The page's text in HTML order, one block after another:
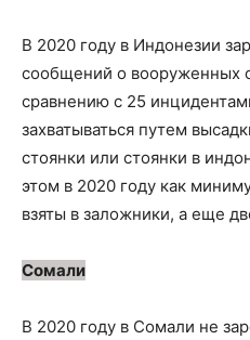
В 2020 году в Индонезии
сообщений о вооруженных
сравнению с 25
захватываться путем
стоянки или стоянки в
этом в 2020 году как
взяты в заложники, а еще
Сомали
В 2020 году в Сомали не